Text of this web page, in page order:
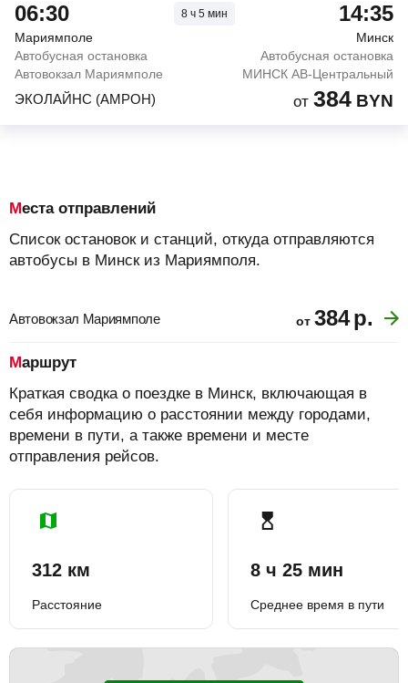
06:30 8ч5мин 14:35
Мариямполе
Минск
Автобусная остановка
Автовокзал Мариямполе
Автобусная остановка
МИНСК АВ-Центральный
ЭКОЛАЙНС (АМРОН) от 384 BYN
Места отправлений
Список остановок и станций, откуда отправляются
автобусы в Минск из Мариямполя.
Автовокзал Мариямполе от 384р.
Маршрут
Краткая сводка о поездке в Минск, включающая в
себя информацию о расстоянии между городами,
времени в пути, а также времени и месте
отправления рейсов.
312 км
Расстояние
8 ч 25 мин
Среднее время в пути